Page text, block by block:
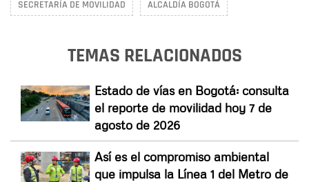
SECRETARÍA DE MOVILIDAD ALCALDÍA BOGOTÁ
TEMAS RELACIONADOS
Estado de vías en Bogotá: consulta
el reporte de movilidad hoy 7 de
agosto de 2026
Así es el compromiso ambiental
que impulsa la Línea 1 del Metro de